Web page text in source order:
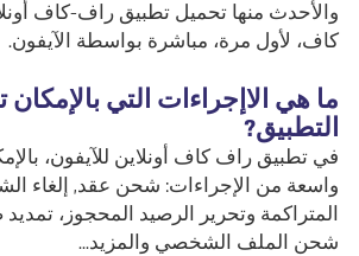
والأحدث منها تحميل تطبيق راف-كاف
كاف، لأول مرة، مباشرة بواسطة الآيفون.
ما هي الاإجراءات التي بالإمكان
التطبيق?
في تطبيق راف كاف أونلاين للآيفون،
واسعة من الإجراءات: شحن عقد, إلغاء
المتراكمة وتحرير الرصيد المحجوز،
شحن الملف الشخصي والمزيد...